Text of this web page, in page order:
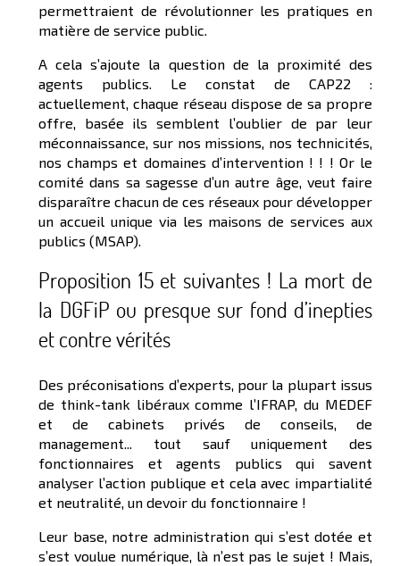
permettraient de révolutionner les pratiques en
matière de service public.
A cela s’ajoute la question de la proximité des
agents publics. Le constat de CAP22 :
actuellement, chaque réseau dispose de sa propre
offre, basée ils semblent l’oublier de par leur
méconnaissance, sur nos missions, nos technicités,
nos champs et domaines d’intervention ! ! ! Or le
comité dans sa sagesse d’un autre âge, veut faire
disparaître chacun de ces réseaux pour développer
un accueil unique via les maisons de services aux
publics (MSAP).
Proposition 15 et suivantes ! La mort de
la DGFiP ou presque sur fond d’inepties
et contre vérités
Des préconisations d’experts, pour la plupart issus
de think-tank libéraux comme l’IFRAP, du MEDEF
et de cabinets privés de conseils, de
management... tout sauf uniquement des
fonctionnaires et agents publics qui savent
analyser l’action publique et cela avec impartialité
et neutralité, un devoir du fonctionnaire !
Leur base, notre administration qui s’est dotée et
s’est voulue numérique, là n’est pas le sujet ! Mais,